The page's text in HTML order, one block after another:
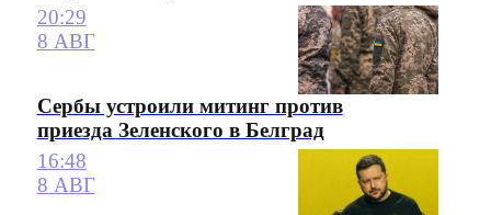
20:29
8 АВГ
Сербы устроили митинг против
приезда Зеленского в Белград
16:48
8 АВГ